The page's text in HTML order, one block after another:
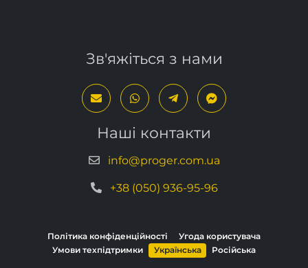
Зв'яжіться з нами
Наші контакти
info@proger.com.ua
Політика конфіденційності
Угода користувача